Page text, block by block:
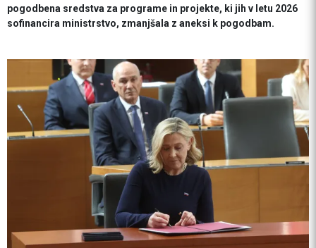
pogodbena sredstva za programe in projekte, ki jih v letu 2026
sofinancira ministrstvo, zmanjšala z aneksi k pogodbam.